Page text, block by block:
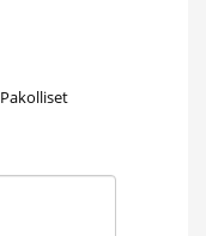
Pakolliset